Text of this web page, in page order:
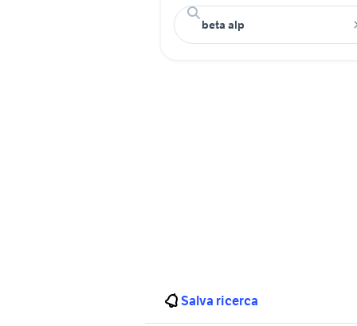
Salva ricerca